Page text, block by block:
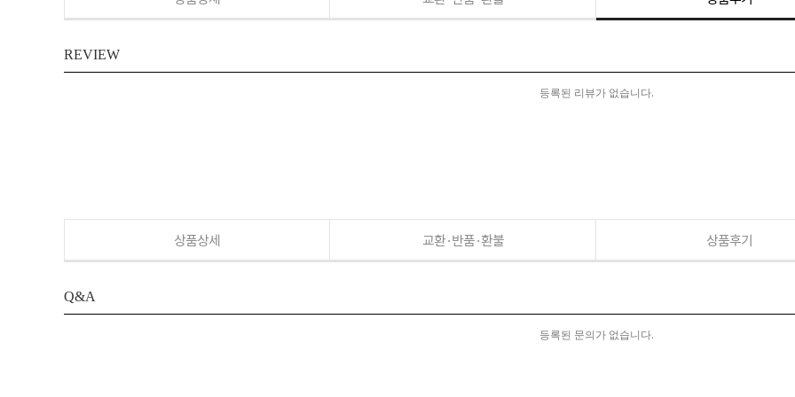
REVIEW
등록된 리뷰가 없습니다.
상품상세 교환·반품·환불 상품후기
Q&A
등록된 문의가 없습니다.